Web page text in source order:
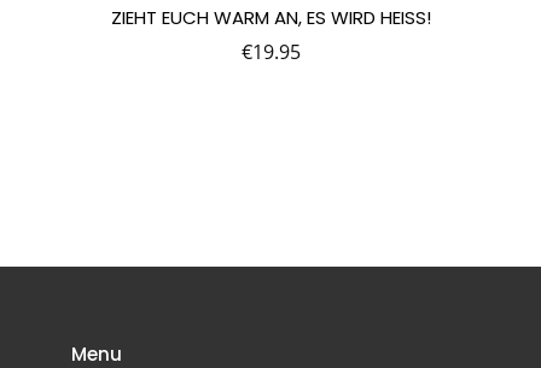
ZIEHT EUCH WARM AN, ES WIRD HEISS!
€19.95
Menu